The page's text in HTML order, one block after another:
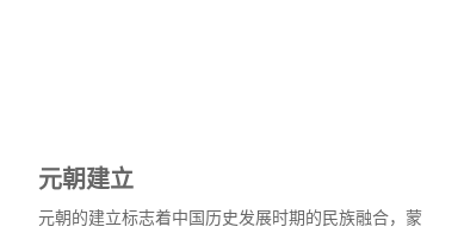
元朝建立
元朝的建立标志着中国历史发展时期的民族融合，蒙